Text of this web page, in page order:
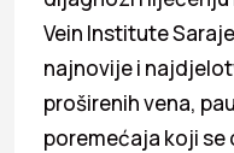
Vein Institute
najnovije i
proširenih vena,
poremećaja koji se